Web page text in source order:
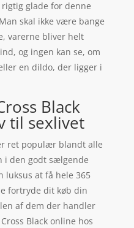
glade for denne
skal ikke være bange
varerne bliver helt
og ingen kan se, om
en dildo, der ligger i
Black
til sexlivet
ret populær blandt alle
i den godt sælgende
luksus at få hele 365
fortryde dit køb din
af dem der handler
Black online hos